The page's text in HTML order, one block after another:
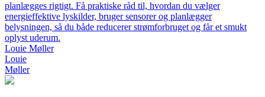
planlægges rigtigt. Få praktiske råd til, hvordan du vælger
energieffektive lyskilder, bruger sensorer og planlægger
belysningen, så du både reducerer strømforbruget og får et smukt
oplyst uderum.
Louie Møller
Louie
Møller